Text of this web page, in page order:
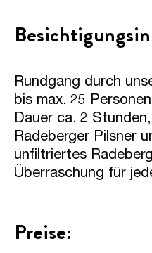
Rundgang durch
bis max. 25
Dauer ca. 2
Radeberger Pilsner
unfiltriertes
Überraschung für
Preise: